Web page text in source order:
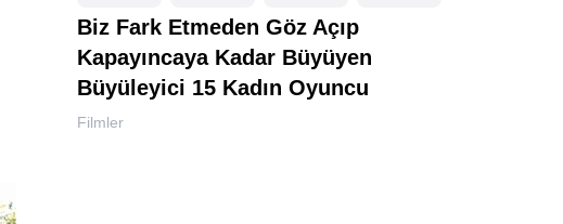
Biz Fark Etmeden Göz Açıp
Kapayıncaya Kadar Büyüyen
Büyüleyici 15 Kadın Oyuncu
Filmler